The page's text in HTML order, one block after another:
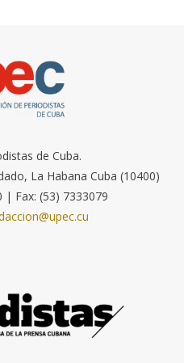
de Cuba.
La Habana Cuba (10400)
| Fax: (53) 7333079